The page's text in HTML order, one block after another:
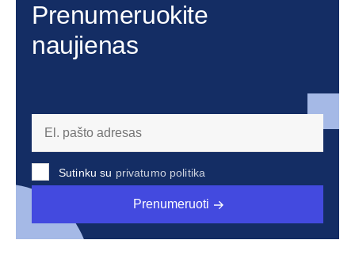
Prenumeruokite
naujienas
Sutinku su privatumo politika
Prenumeruoti